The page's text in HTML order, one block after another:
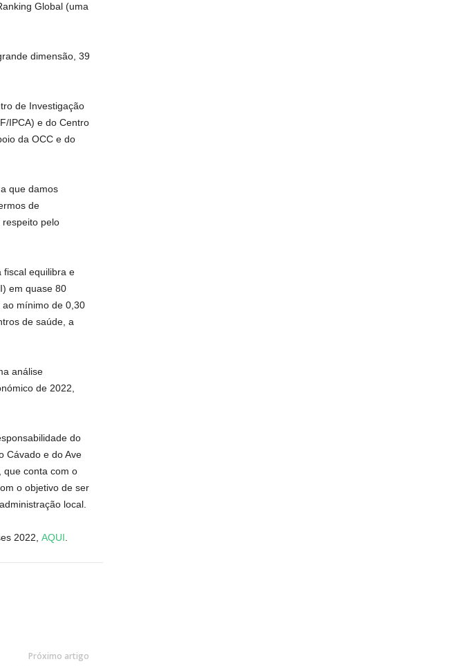
Global (uma
dimensão, 39
de Investigação
IPCA) e do Centro
da OCC e do
que damos
de
pelo
fiscal equilibra e
em quase 80
mínimo de 0,30
de saúde, a
análise
de 2022,
do
Cávado e do Ave
que conta com o
o objetivo de ser
local.
2022, AQUI
Próximo artigo